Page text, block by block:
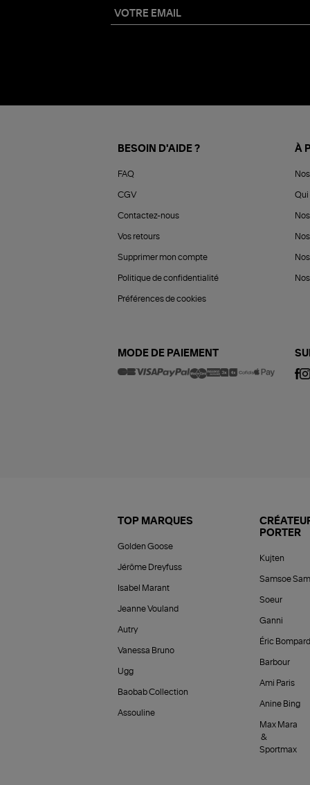
BESOIN D'AIDE ?
FAQ
CGV
Contactez-nous
Vos retours
Supprimer mon compte
Politique de confidentialité
Préférences de cookies
À
Qui
MODE DE PAIEMENT
TOP MARQUES
Golden Goose
Jérôme Dreyfuss
Isabel Marant
Jeanne Vouland
Autry
Vanessa Bruno
Ugg
Baobab Collection
Assouline
PORTER
Kujten
Samsoe
Soeur
Ganni
Éric Bompard
Barbour
Ami Paris
Anine Bing
Max Mara
&
Sportmax